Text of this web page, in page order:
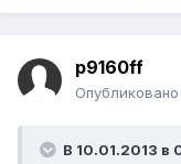
p9160ff
Опубликовано
В 10.01.2013 в